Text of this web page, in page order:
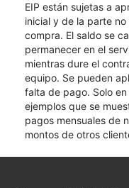
EIP están sujetas a
inicial y de la parte
compra. El saldo se
permanecer en el
mientras dure el
equipo. Se pueden
falta de pago. Solo
ejemplos que se
pagos mensuales de
montos de otros